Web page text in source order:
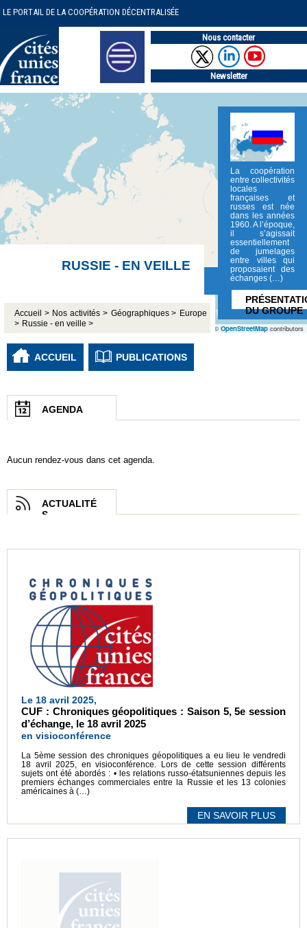
LE PORTAIL DE LA COOPÉRATION DÉCENTRALISÉE
Nous contacter
Newsletter
RUSSIE - EN VEILLE
Accueil > Nos activités > Géographiques > Europe
> Russie - en veille >
La coopération
entre collectivités
locales
françaises et
russes est née
dans les années
1960. A l’époque,
il s’agissait
essentiellement
de jumelages
entre villes qui
proposaient des
échanges (…)
DU GROUPE
© OpenStreetMap contributors
ACCUEIL PUBLICATIONS
AGENDA
Aucun rendez-vous dans cet agenda.
ACTUALITÉ
S
Le 18 avril 2025,
CUF : Chroniques géopolitiques : Saison 5, 5e session
d’échange, le 18 avril 2025
en visioconférence
La 5ème session des chroniques géopolitiques a eu lieu le vendredi
18 avril 2025, en visioconférence. Lors de cette session différents
sujets ont été abordés : • les relations russo-étatsuniennes depuis les
premiers échanges commerciales entre la Russie et les 13 colonies
américaines à (…)
EN SAVOIR PLUS